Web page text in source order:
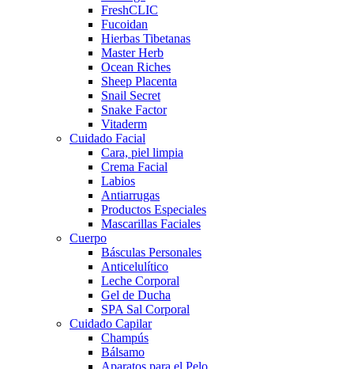
FreshCLIC
Fucoidan
Hierbas Tibetanas
Master Herb
Ocean Riches
Sheep Placenta
Snail Secret
Snake Factor
Vitaderm
Cuidado Facial
Cara, piel limpia
Crema Facial
Labios
Antiarrugas
Productos Especiales
Mascarillas Faciales
Cuerpo
Básculas Personales
Anticelulítico
Leche Corporal
Gel de Ducha
SPA Sal Corporal
Cuidado Capilar
Champús
Bálsamo
Aparatos para el Pelo